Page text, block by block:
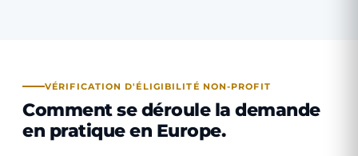
VÉRIFICATION D'ÉLIGIBILITÉ NON-PROFIT
Comment se déroule la demande
en pratique en Europe.